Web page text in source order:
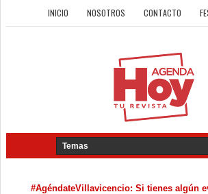
INICIO NOSOTROS CONTACTO
Si tienes algún evento cultural